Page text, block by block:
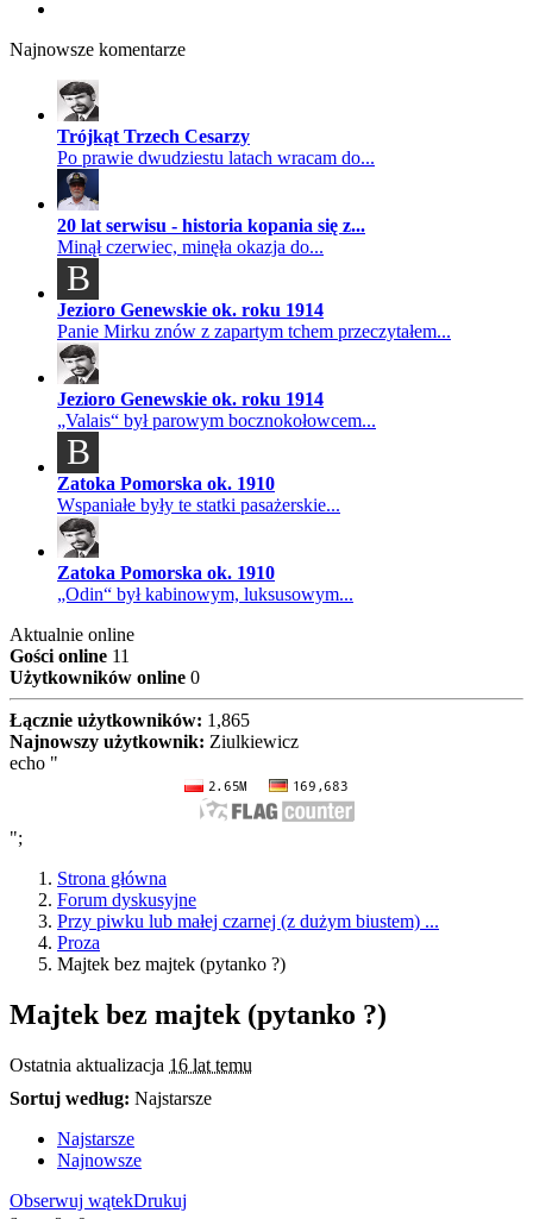
Najnowsze komentarze
Trójkąt Trzech Cesarzy
Po prawie dwudziestu latach wracam do...
20 lat serwisu - historia kopania się z...
Minął czerwiec, minęła okazja do...
B
Jezioro Genewskie ok. roku 1914
Panie Mirku znów z zapartym tchem przeczytałem...
Jezioro Genewskie ok. roku 1914
„Valais“ był parowym bocznokołowcem...
B
Zatoka Pomorska ok. 1910
Wspaniałe były te statki pasażerskie...
Zatoka Pomorska ok. 1910
„Odin“ był kabinowym, luksusowym...
Aktualnie online
Gości online 11
Użytkowników online 0
Łącznie użytkowników: 1,865
Najnowszy użytkownik: Ziulkiewicz
echo "
";
Strona główna
Forum dyskusyjne
Przy piwku lub małej czarnej (z dużym biustem) ...
Proza
Majtek bez majtek (pytanko ?)
Majtek bez majtek (pytanko ?)
Ostatnia aktualizacja 16 lat temu
Sortuj według: Najstarsze
Najstarsze
Najnowsze
Obserwuj wątekDrukuj